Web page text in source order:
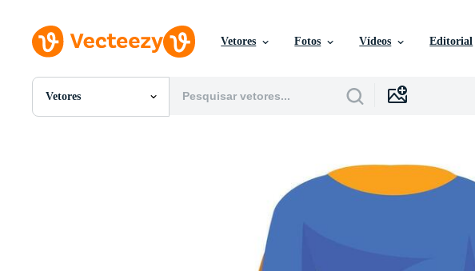
Vetores Fotos Vídeos Editorial
Vetores
Todas Imagens